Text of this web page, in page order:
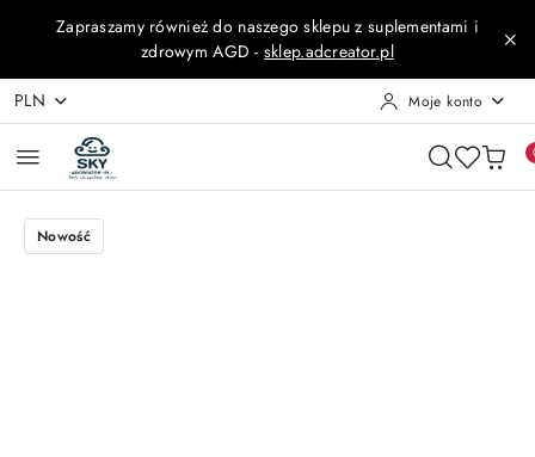
Przejdź do treści głównej
Przejdź do wyszukiwarki
Przejdź do moje konto
Przejdź do menu głównego
Przejdź do opisu produktu
Przejdź do stopki
Zapraszamy również do naszego sklepu z suplementami i
zdrowym AGD - sklep.adcreator.pl
PLN Moje konto
Nowość